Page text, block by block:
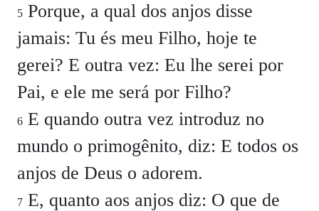
5 Porque, a qual dos anjos disse
jamais: Tu és meu Filho, hoje te
gerei? E outra vez: Eu lhe serei por
Pai, e ele me será por Filho?
6 E quando outra vez introduz no
mundo o primogênito, diz: E todos os
anjos de Deus o adorem.
7 E, quanto aos anjos diz: O que de